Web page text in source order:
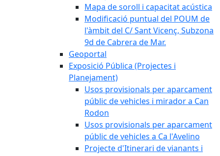
Mapa de soroll i capacitat acústica
Modificació puntual del POUM de
l'àmbit del C/ Sant Vicenç, Subzona
9d de Cabrera de Mar.
Geoportal
Exposició Pública (Projectes i
Planejament)
Usos provisionals per aparcament
públic de vehicles i mirador a Can
Rodon
Usos provisionals per aparcament
públic de vehicles a Ca l'Avelino
Projecte d'Itinerari de vianants i